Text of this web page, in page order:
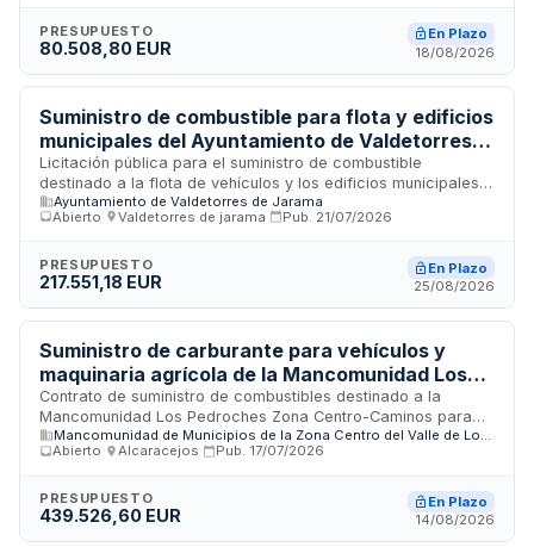
los mecanismos de información y control mediante
facturación. La vigencia del contrato anterior finalizó en
contratación para dar continuidad al servicio.
PRESUPUESTO
80.508,80 EUR
En Plazo
18/08/2026
Suministro de combustible para flota y edificios
municipales del Ayuntamiento de Valdetorres
de Jarama
Licitación pública para el suministro de combustible
destinado a la flota de vehículos y los edificios municipales
del Ayuntamiento de Valdetorres de Jarama. El contrato se
estructura en dos lotes diferenciados y se tramita mediante
proveedor adjudicatario deberá garantizar el abastecimiento
continuado de carburantes para garantizar el funcionamiento
las instalaciones públicas.
Ayuntamiento de Valdetorres de Jarama
Abierto
Valdetorres de jarama Pub. 21/07/2026
PRESUPUESTO
217.551,18 EUR
En Plazo
25/08/2026
Suministro de carburante para vehículos y
maquinaria agrícola de la Mancomunidad Los
Pedroches Zona Centro-Caminos
Contrato de suministro de combustibles destinado a la
Mancomunidad Los Pedroches Zona Centro-Caminos para
abastecer los vehículos y maquinaria agrícola de su
propiedad o adscritos mediante fórmulas de arrendamiento
incluye gasóleo tipo A y gasolina sin plomo 95, con
determinación del precio mediante aplicación de un
Mancomunidad de Municipios de la Zona Centro del Valle de Los Pedroches
Abierto
Alcaracejos Pub. 17/07/2026
PRESUPUESTO
439.526,60 EUR
En Plazo
14/08/2026